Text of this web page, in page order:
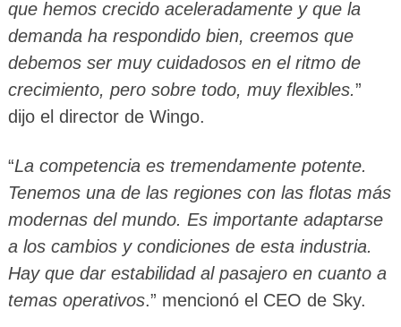
que hemos crecido aceleradamente y que la
demanda ha respondido bien, creemos que
debemos ser muy cuidadosos en el ritmo de
crecimiento, pero sobre todo, muy flexibles.”
dijo el director de Wingo.
“La competencia es tremendamente potente.
Tenemos una de las regiones con las flotas más
modernas del mundo. Es importante adaptarse
a los cambios y condiciones de esta industria.
Hay que dar estabilidad al pasajero en cuanto a
temas operativos.” mencionó el CEO de Sky.